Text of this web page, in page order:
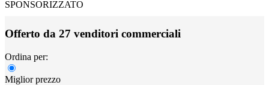
SPONSORIZZATO
Offerto da 27 venditori commerciali
Ordina per:
Miglior prezzo